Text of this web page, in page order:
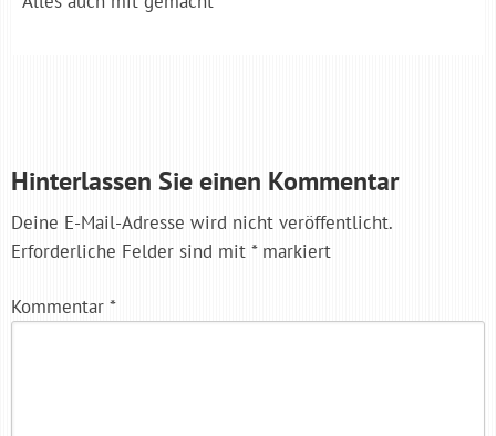
Hinterlassen Sie einen Kommentar
Deine E-Mail-Adresse wird nicht veröffentlicht.
Erforderliche Felder sind mit *markiert
Kommentar *